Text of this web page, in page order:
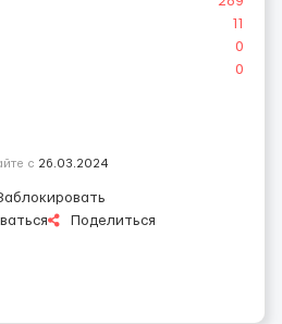
11
0
0
с 26.03.2024
Поделиться